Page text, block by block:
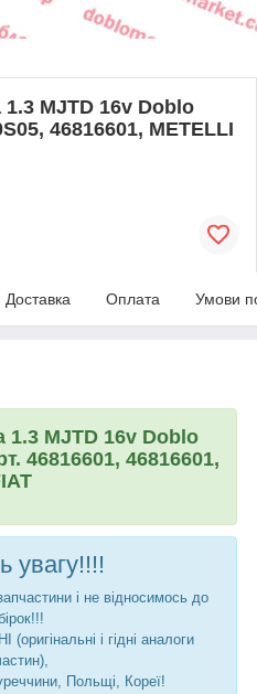
MJTD 16v Doblo
46816601, METELLI
Доставка Оплата Умови
1.3 MJTD 16v Doblo
46816601, 46816601,
увагу!!!!
і не відносимось до
і гідні аналоги
Польщі, Кореї!